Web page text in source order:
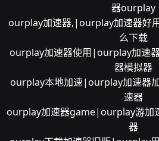
器ourplay
ourplay加速器,|ourplay加速器好
么下载
ourplay加速器使用|ourplay加速
器模拟器
ourplay本地加速|ourplay加速器
速器
ourplay加速器game|ourplay游加
器